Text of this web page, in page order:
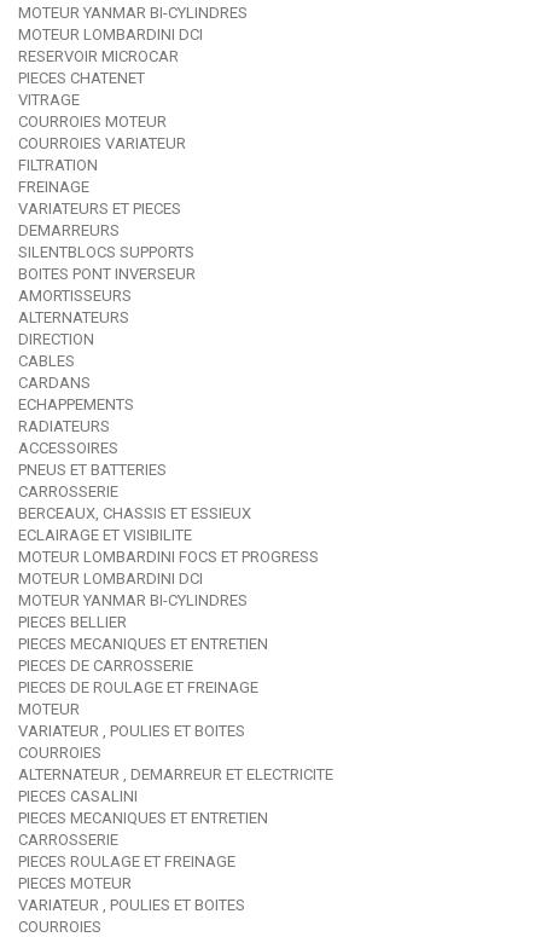
MOTEUR YANMAR BI-CYLINDRES
MOTEUR LOMBARDINI DCI
RESERVOIR MICROCAR
PIECES CHATENET
VITRAGE
COURROIES MOTEUR
COURROIES VARIATEUR
FILTRATION
FREINAGE
VARIATEURS ET PIECES
DEMARREURS
SILENTBLOCS SUPPORTS
BOITES PONT INVERSEUR
AMORTISSEURS
ALTERNATEURS
DIRECTION
CABLES
CARDANS
ECHAPPEMENTS
RADIATEURS
ACCESSOIRES
PNEUS ET BATTERIES
CARROSSERIE
BERCEAUX, CHASSIS ET ESSIEUX
ECLAIRAGE ET VISIBILITE
MOTEUR LOMBARDINI FOCS ET PROGRESS
MOTEUR LOMBARDINI DCI
MOTEUR YANMAR BI-CYLINDRES
PIECES BELLIER
PIECES MECANIQUES ET ENTRETIEN
PIECES DE CARROSSERIE
PIECES DE ROULAGE ET FREINAGE
MOTEUR
VARIATEUR , POULIES ET BOITES
COURROIES
ALTERNATEUR , DEMARREUR ET ELECTRICITE
PIECES CASALINI
PIECES MECANIQUES ET ENTRETIEN
CARROSSERIE
PIECES ROULAGE ET FREINAGE
PIECES MOTEUR
VARIATEUR , POULIES ET BOITES
COURROIES